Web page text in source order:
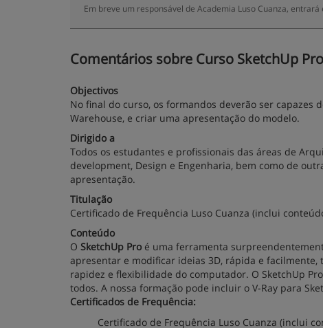
Em breve um responsável de Academia Luso Cuanza,
Comentários sobre Curso SketchUp
Objectivos
No final do curso, os formandos deverão ser
Warehouse, e criar uma apresentação do modelo.
Dirigido a
Todos os estudantes e profissionais das áreas de
development, Design e Engenharia, bem como de
apresentação.
Titulação
Certificado de Frequência Luso Cuanza (inclui
Conteúdo
O SketchUp Pro é uma ferramenta
apresentar e modificar ideias 3D, rápida e
rapidez e flexibilidade do computador. O SketchUp
todos. A nossa formação pode incluir o V-Ray para
Certificados de Frequência:
Certificado de Frequência Luso Cuanza (inclui